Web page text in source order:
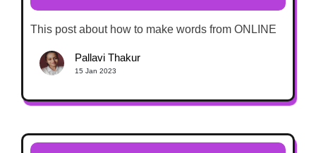
This post about how to make words from ONLINE
Pallavi Thakur
15 Jan 2023